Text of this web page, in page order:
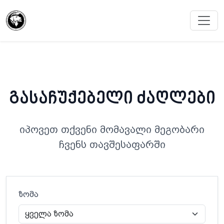
გასაჩუქებელი ძაღლები
იპოვეთ თქვენი მომავალი მეგობარი
ჩვენს თავშესაფარში
ზომა